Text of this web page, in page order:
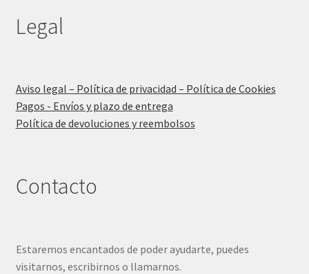
Legal
Aviso legal – Política de privacidad – Política de Cookies
Pagos - Envíos y plazo de entrega
Política de devoluciones y reembolsos
Contacto
Estaremos encantados de poder ayudarte, puedes
visitarnos, escribirnos o llamarnos.